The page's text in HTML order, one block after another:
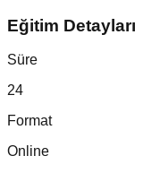
Eğitim Detayları
Süre
24
Format
Online